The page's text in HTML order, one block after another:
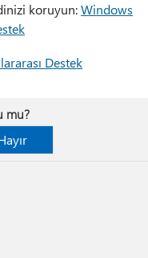
koruyun:Windows
Destek
mu?